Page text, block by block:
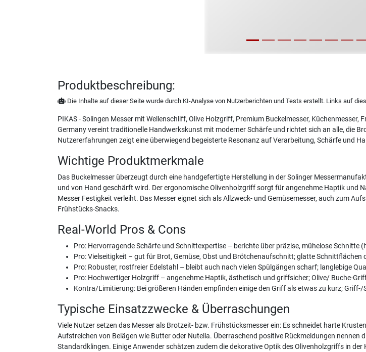
Produktbeschreibung:
Die Inhalte auf dieser Seite wurde durch KI-Analyse von Nutzerberichten und Tests erstellt. Links auf
PIKAS - Solingen Messer mit Wellenschliff, Olive Holzgriff, Premium Buckelmesser,
Germany vereint traditionelle Handwerkskunst mit moderner Schärfe und richtet sich an alle, die
Nutzererfahrungen zeigt eine überwiegend begeisterte Resonanz auf Verarbeitung, Schärfe und
Wichtige Produktmerkmale
Das Buckelmesser überzeugt durch eine handgefertigte Herstellung in der Solinger
und von Hand geschärft wird. Der ergonomische Olivenholzgriff sorgt für angenehme Haptik und
Messer Festigkeit verleiht. Das Messer eignet sich als Allzweck- und Gemüsemesser, auch zum
Frühstücks-Snacks.
Real-World Pros & Cons
Pro: Hervorragende Schärfe und Schnittexpertise – berichte über präzise, mühelose Schnitte
Pro: Vielseitigkeit – gut für Brot, Gemüse, Obst und Brötchenaufschnitt; glatte Schnittflächen
Pro: Robuster, rostfreier Edelstahl – bleibt auch nach vielen Spülgängen scharf; langlebige
Pro: Hochwertiger Holzgriff – angenehme Haptik, ästhetisch und griffsicher; Olive/ Buche-
Kontra/Limitierung: Bei größeren Händen empfinden einige den Griff als etwas zu kurz;
Typische Einsatzzwecke & Überraschungen
Viele Nutzer setzen das Messer als Brotzeit- bzw. Frühstücksmesser ein: Es schneidet harte
Aufstreichen von Belägen wie Butter oder Nutella. Überraschend positive Rückmeldungen
Standardklingen. Einige Anwender schätzen zudem die dekorative Optik des Olivenholzgriffs in der